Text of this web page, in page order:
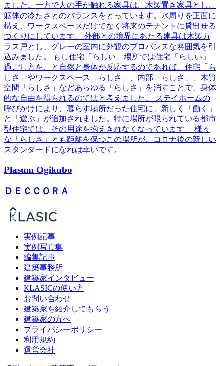
ました。一方で人の手が触れる家具は、木製置き家具とし、
躯体の冷たさとのバランスをとっています。水周りを正面に
構え、ワークスペースだけでなく将来のテナントに貸出せる
つくりにしています。 外部との境界にあたる建具は木製ガ
ラス戸とし、グレーの室内に外観のプロバンスな雰囲気を引
込みました。 もし住宅「らしい」場所では住宅「らしい」
過ごし方を、と自然と身体が反応するのであれば、住宅「ら
しさ」やワークスペース「らしさ」、内部「らしさ」、木質
空間「らしさ」などあらゆる「らしさ」を消すことで、身体
的な自由を得られるのではと考えました。 ステイホームの
呼びかけにより、暮らす場所だった住宅に、新しく「働く」
と「遊ぶ」が追加されました。特に場所が限られている都市
型住宅では、その用途を抱えきれなくなっています。 様々
な「らしさ」とも距離を保つこの場所が、コロナ後の新しい
スタンダードになれば幸いです。
Plasum Ogikubo
ＤＥＣＣＯＲＡ
実例記事
実例写真集
編集記事
建築事務所
建築家インタビュー
KLASICの使い方
お問い合わせ
建築家を紹介してもらう
建築家の方へ
プライバシーポリシー
利用規約
運営会社